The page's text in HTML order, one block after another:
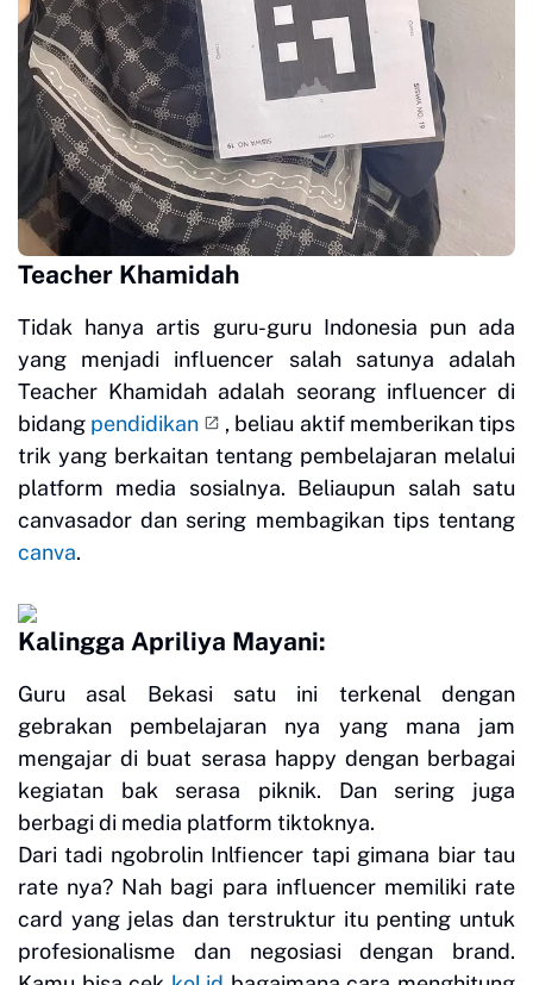
Teacher Khamidah
Tidak hanya artis guru-guru Indonesia pun ada
yang menjadi influencer salah satunya adalah
Teacher Khamidah adalah seorang influencer di
bidang pendidikan
, beliau aktif memberikan tips
trik yang berkaitan tentang pembelajaran melalui
platform media sosialnya. Beliaupun salah satu
canvasador dan sering membagikan tips tentang
canva.
Kalingga Apriliya Mayani:
Guru asal Bekasi satu ini terkenal dengan
gebrakan pembelajaran nya yang mana jam
mengajar di buat serasa happy dengan berbagai
kegiatan bak serasa piknik. Dan sering juga
berbagi di media platform tiktoknya.
Dari tadi ngobrolin Inlfiencer tapi gimana biar tau
rate nya? Nah bagi para influencer memiliki rate
card yang jelas dan terstruktur itu penting untuk
profesionalisme dan negosiasi dengan brand.